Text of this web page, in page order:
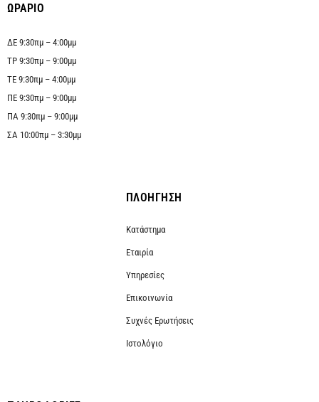
ΩΡΑΡΙΟ
ΔΕ 9:30πμ – 4:00μμ
ΤΡ 9:30πμ – 9:00μμ
ΤΕ 9:30πμ – 4:00μμ
ΠΕ 9:30πμ – 9:00μμ
ΠΑ 9:30πμ – 9:00μμ
ΣΑ 10:00πμ – 3:30μμ
ΠΛΟΗΓΗΣΗ
Κατάστημα
Εταιρία
Υπηρεσίες
Επικοινωνία
Συχνές Ερωτήσεις
Ιστολόγιο